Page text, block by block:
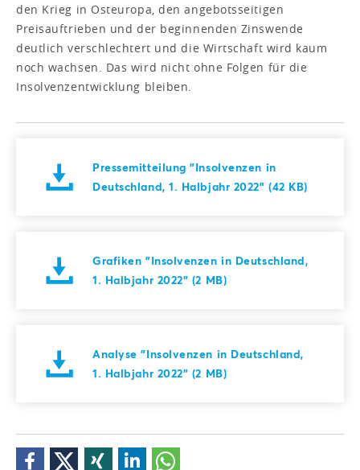
den Krieg in Osteuropa, den angebotsseitigen
Preisauftrieben und der beginnenden Zinswende
deutlich verschlechtert und die Wirtschaft wird kaum
noch wachsen. Das wird nicht ohne Folgen für die
Insolvenzentwicklung bleiben.
Pressemitteilung "Insolvenzen in
Deutschland, 1. Halbjahr 2022" (42 KB)
Grafiken "Insolvenzen in Deutschland,
1. Halbjahr 2022" (2 MB)
Analyse "Insolvenzen in Deutschland,
1. Halbjahr 2022" (2 MB)